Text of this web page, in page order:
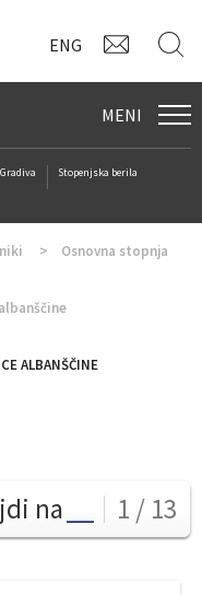
ENG
MENI
Gradiva
Stopenjska berila
Osnovna stopnja
ALBANŠČINE
na 1 / 13